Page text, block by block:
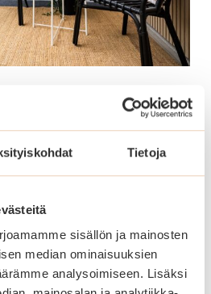
Tietoja
sisällön ja mainosten
median ominaisuuksien
analysoimiseen. Lisäksi
,
k
i
s
palveluiden
on vapaana kaunis yksiö.
ja tule tutustumaan
Lue lisää
O
l
i
s